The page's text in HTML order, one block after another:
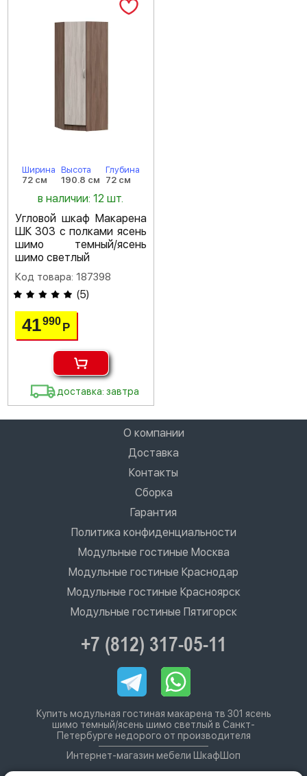
Ширина
72 см
Высота
190.8 см
Глубина
72 см
в наличии: 12 шт.
Угловой шкаф Макарена
ШК 303 с полками ясень
шимо темный/ясень
шимо светлый
Код товара: 187398
(5)
41990Р
доставка: завтра
О компании
Доставка
Контакты
Сборка
Гарантия
Политика конфиденциальности
Модульные гостиные Москва
Модульные гостиные Краснодар
Модульные гостиные Красноярск
Модульные гостиные Пятигорск
+7 (812) 317-05-11
Купить модульная гостиная макарена тв 301 ясень
шимо темный/ясень шимо светлый в Санкт-
Петербурге недорого от производителя
Интернет-магазин мебели ШкафШоп